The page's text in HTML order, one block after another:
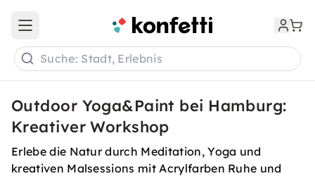
Open main menu
Suche: Stadt, Erlebnis
Outdoor Yoga&Paint bei Hamburg:
Kreativer Workshop
Erlebe die Natur durch Meditation, Yoga und
kreativen Malsessions mit Acrylfarben Ruhe und